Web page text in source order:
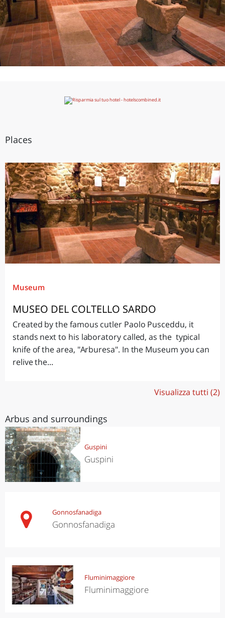
Places
Museum
MUSEO DEL COLTELLO SARDO
Created by the famous cutler Paolo Pusceddu, it
stands next to his laboratory called, as the typical
knife of the area, "Arburesa". In the Museum you can
relive the...
Visualizza tutti (2)
Arbus and surroundings
Guspini
Guspini
Gonnosfanadiga
Gonnosfanadiga
Fluminimaggiore
Fluminimaggiore